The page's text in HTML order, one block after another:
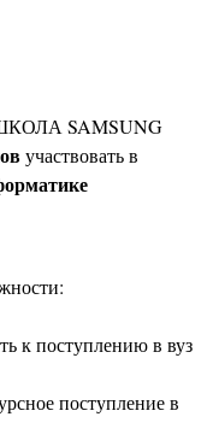
SAMSUNG
участвовать в
к поступлению в вуз
поступление в